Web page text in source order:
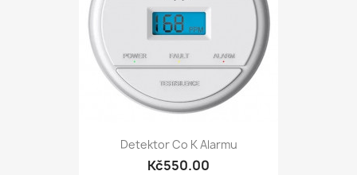
Detektor Co K Alarmu
Kč550.00